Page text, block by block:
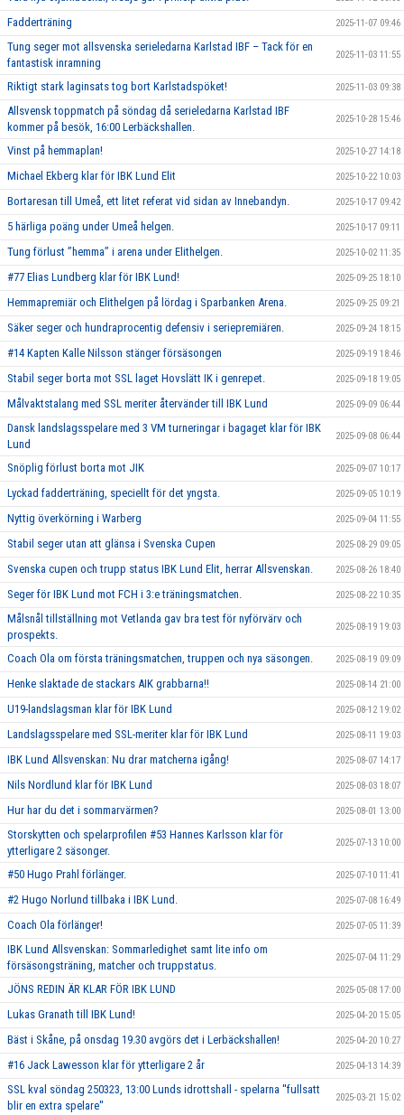
Fadderträning 2025-11-07 09:46
Tung seger mot allsvenska serieledarna Karlstad IBF – Tack för en
fantastisk inramning
2025-11-03 11:55
Riktigt stark laginsats tog bort Karlstadspöket! 2025-11-03 09:38
Allsvensk toppmatch på söndag då serieledarna Karlstad IBF
kommer på besök, 16:00 Lerbäckshallen.
2025-10-28 15:46
Vinst på hemmaplan! 2025-10-27 14:18
Michael Ekberg klar för IBK Lund Elit 2025-10-22 10:03
Bortaresan till Umeå, ett litet referat vid sidan av Innebandyn. 2025-10-17 09:42
5 härliga poäng under Umeå helgen. 2025-10-17 09:11
Tung förlust ’’hemma’’ i arena under Elithelgen. 2025-10-02 11:35
#77 Elias Lundberg klar för IBK Lund! 2025-09-25 18:10
Hemmapremiär och Elithelgen på lördag i Sparbanken Arena. 2025-09-25 09:21
Säker seger och hundraprocentig defensiv i seriepremiären. 2025-09-24 18:15
#14 Kapten Kalle Nilsson stänger försäsongen 2025-09-19 18:46
Stabil seger borta mot SSL laget Hovslätt IK i genrepet. 2025-09-18 19:05
Målvaktstalang med SSL meriter återvänder till IBK Lund 2025-09-09 06:44
Dansk landslagsspelare med 3 VM turneringar i bagaget klar för IBK
Lund
2025-09-08 06:44
Snöplig förlust borta mot JIK 2025-09-07 10:17
Lyckad fadderträning, speciellt för det yngsta. 2025-09-05 10:19
Nyttig överkörning i Warberg 2025-09-04 11:55
Stabil seger utan att glänsa i Svenska Cupen 2025-08-29 09:05
Svenska cupen och trupp status IBK Lund Elit, herrar Allsvenskan. 2025-08-26 18:40
Seger för IBK Lund mot FCH i 3:e träningsmatchen. 2025-08-22 10:35
Målsnål tillställning mot Vetlanda gav bra test för nyförvärv och
prospekts.
2025-08-19 19:03
Coach Ola om första träningsmatchen, truppen och nya säsongen. 2025-08-19 09:09
Henke slaktade de stackars AIK grabbarna!! 2025-08-14 21:00
U19-landslagsman klar för IBK Lund 2025-08-12 19:02
Landslagsspelare med SSL-meriter klar för IBK Lund 2025-08-11 19:03
IBK Lund Allsvenskan: Nu drar matcherna igång! 2025-08-07 14:17
Nils Nordlund klar för IBK Lund 2025-08-03 18:07
Hur har du det i sommarvärmen? 2025-08-01 13:00
Storskytten och spelarprofilen #53 Hannes Karlsson klar för
ytterligare 2 säsonger.
2025-07-13 10:00
#50 Hugo Prahl förlänger. 2025-07-10 11:41
#2 Hugo Norlund tillbaka i IBK Lund. 2025-07-08 16:49
Coach Ola förlänger! 2025-07-05 11:39
IBK Lund Allsvenskan: Sommarledighet samt lite info om
försäsongsträning, matcher och truppstatus.
2025-07-04 11:29
JÖNS REDIN ÄR KLAR FÖR IBK LUND 2025-05-08 17:00
Lukas Granath till IBK Lund! 2025-04-20 15:05
Bäst i Skåne, på onsdag 19.30 avgörs det i Lerbäckshallen! 2025-04-20 10:27
#16 Jack Lawesson klar för ytterligare 2 år 2025-04-13 14:39
SSL kval söndag 250323, 13:00 Lunds idrottshall - spelarna ''fullsatt
blir en extra spelare''
2025-03-21 15:02